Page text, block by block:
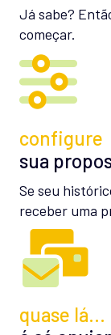
Já sabe?
começar.
configure
sua
Se seu
receber uma
quase lá…